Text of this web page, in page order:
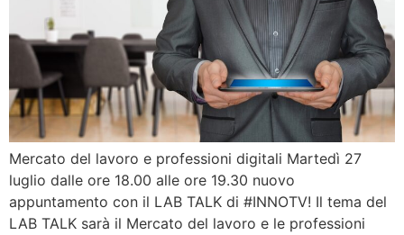
Mercato del lavoro e professioni digitali Martedì 27
luglio dalle ore 18.00 alle ore 19.30 nuovo
appuntamento con il LAB TALK di #INNOTV! Il tema del
LAB TALK sarà il Mercato del lavoro e le professioni